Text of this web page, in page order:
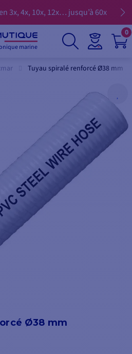
-25€ dès 250 | -50€ dès 500€ | -75 dès
signalés⏰ 09/08/26
marine
0
Tuyau spiralé renforcé Ø38 mm
Ø38 mm